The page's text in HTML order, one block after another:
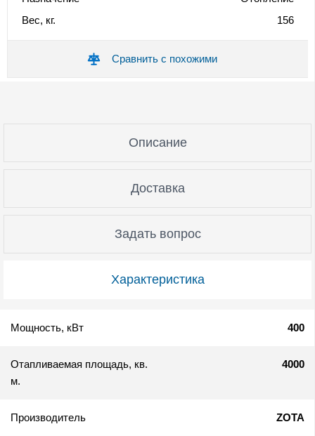
Вес, кг.
156
Сравнить с похожими
Характеристика
Описание
Доставка
Задать вопрос
Мощность, кВт 400
Отапливаемая площадь, кв.
м.
4000
Производитель ZOTA